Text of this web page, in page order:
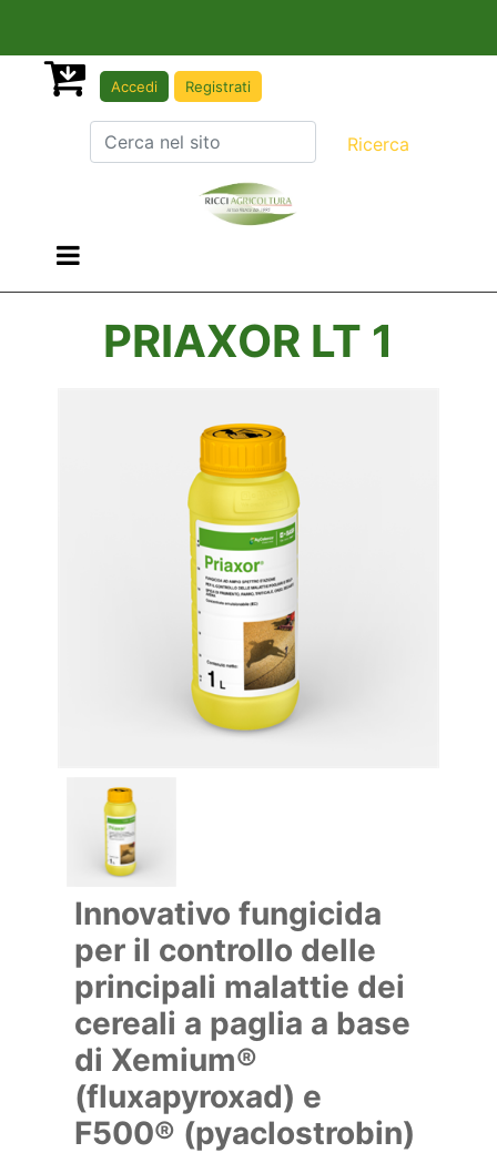
Accedi Registrati
Open menu
PRIAXOR LT 1
Innovativo fungicida
per il controllo delle
principali malattie dei
cereali a paglia a base
di Xemium®
(fluxapyroxad) e
F500® (pyaclostrobin)